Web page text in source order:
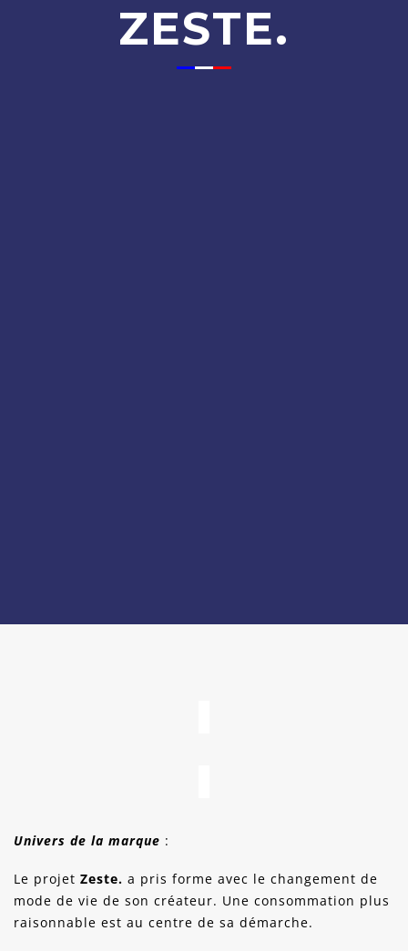
ZESTE.
Univers de la marque :
Le projet Zeste. a pris forme avec le changement de
mode de vie de son créateur. Une consommation plus
raisonnable est au centre de sa démarche.